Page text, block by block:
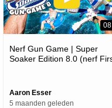
Nerf Gun Game | Super
Soaker Edition 8.0 (nerf
Aaron Esser
5 maanden geleden